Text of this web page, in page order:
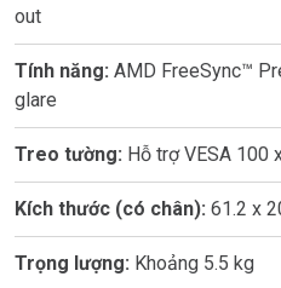
out
Tính năng: AMD FreeSync™
glare
Treo tường: Hỗ trợ VESA 100
Kích thước (có chân): 61.2 x
Trọng lượng: Khoảng 5.5 kg